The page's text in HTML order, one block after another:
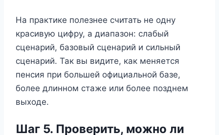
На практике полезнее считать не одну
красивую цифру, а диапазон: слабый
сценарий, базовый сценарий и сильный
сценарий. Так вы видите, как меняется
пенсия при большей официальной базе,
более длинном стаже или более позднем
выходе.
Шаг 5. Проверить, можно ли